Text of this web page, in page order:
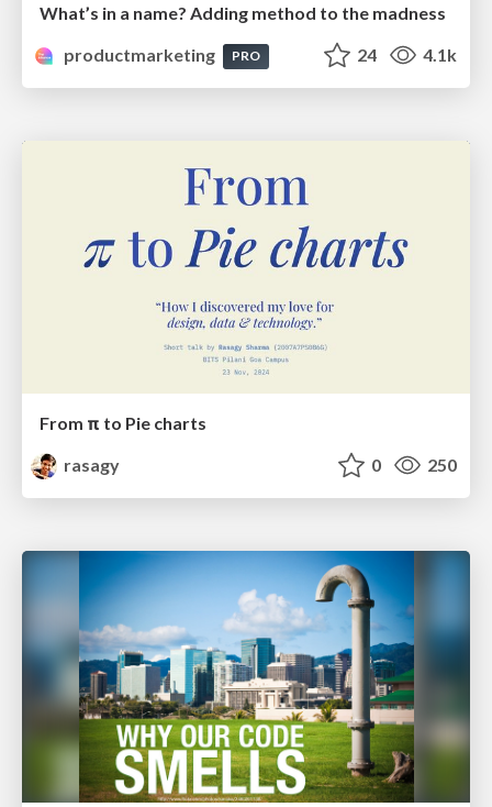
What’s in a name? Adding method to the madness
productmarketing
PRO 24 4.1k
From π to Pie charts
rasagy
0 250